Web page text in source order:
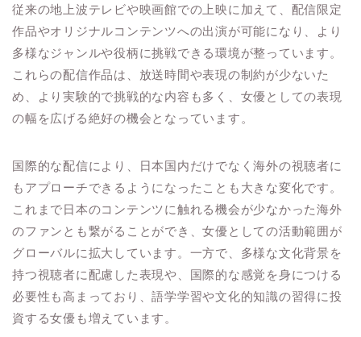
従来の地上波テレビや映画館での上映に加えて、配信限定
作品やオリジナルコンテンツへの出演が可能になり、より
多様なジャンルや役柄に挑戦できる環境が整っています。
これらの配信作品は、放送時間や表現の制約が少ないた
め、より実験的で挑戦的な内容も多く、女優としての表現
の幅を広げる絶好の機会となっています。
国際的な配信により、日本国内だけでなく海外の視聴者に
もアプローチできるようになったことも大きな変化です。
これまで日本のコンテンツに触れる機会が少なかった海外
のファンとも繋がることができ、女優としての活動範囲が
グローバルに拡大しています。一方で、多様な文化背景を
持つ視聴者に配慮した表現や、国際的な感覚を身につける
必要性も高まっており、語学学習や文化的知識の習得に投
資する女優も増えています。